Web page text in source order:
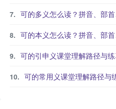
可的多义怎么读？拼音、部
可的本义怎么读？拼音、部
可的引申义课堂理解路径与
可的常用义课堂理解路径与